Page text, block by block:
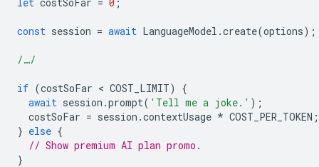
const session = await LanguageModel .create(options);
/…/
if (costSoFar < COST_LIMIT)
{
await session .prompt( 'Tell me a joke.' );
costSoFar = session .contextUsage * COST_PER_TOKEN ;
} else {
// Show premium AI plan promo.
}